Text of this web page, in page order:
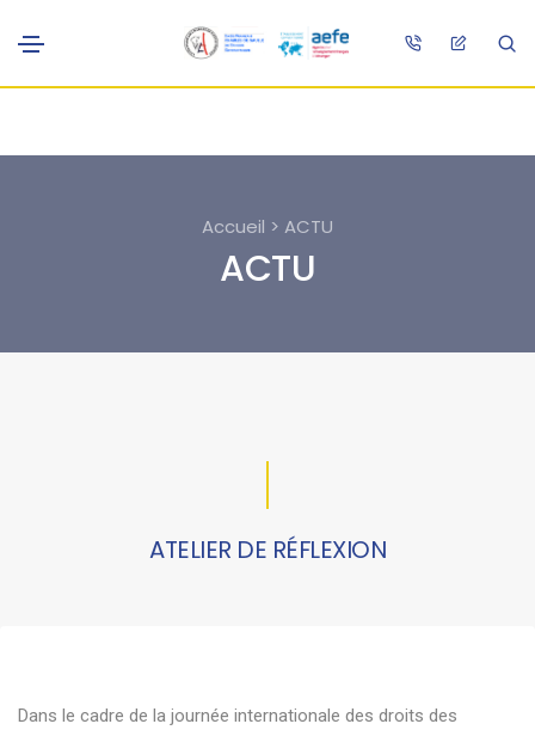
Accueil > ACTU
ACTU
ATELIER DE RÉFLEXION
Dans le cadre de la journée internationale des droits des